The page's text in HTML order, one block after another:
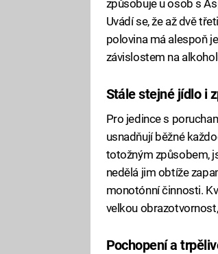
způsobuje u osob s
Uvádí se, že až dvě
polovina má alespoň
závislostem na
Stále stejné jídlo i
Pro jedince s
usnadňují běžné
totožným způsobem,
nedělá jim obtíže
monotónní činnosti.
velkou
Pochopení a